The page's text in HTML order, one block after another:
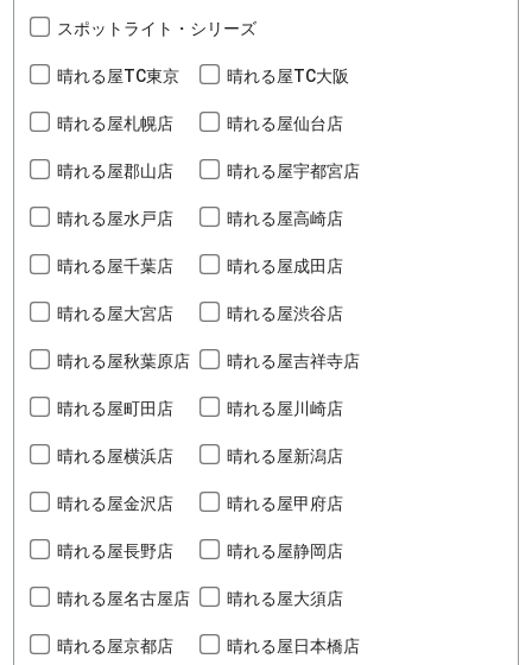
スポットライト・シリーズ
晴れる屋TC東京 晴れる屋TC大阪
晴れる屋札幌店 晴れる屋仙台店
晴れる屋郡山店 晴れる屋宇都宮店
晴れる屋水戸店 晴れる屋高崎店
晴れる屋千葉店 晴れる屋成田店
晴れる屋大宮店 晴れる屋渋谷店
晴れる屋秋葉原店 晴れる屋吉祥寺店
晴れる屋町田店 晴れる屋川崎店
晴れる屋横浜店 晴れる屋新潟店
晴れる屋金沢店 晴れる屋甲府店
晴れる屋長野店 晴れる屋静岡店
晴れる屋名古屋店 晴れる屋大須店
晴れる屋京都店 晴れる屋日本橋店